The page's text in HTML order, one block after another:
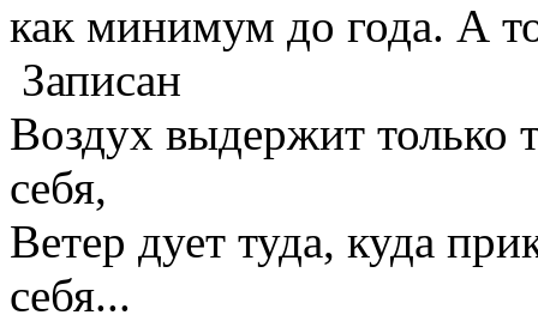
как минимум до года. А
Записан
Воздух выдержит только
себя,
Ветер дует туда, куда
себя...